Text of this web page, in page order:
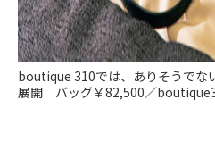
boutique 310では、ありそうでな
展開 バッグ￥82,500／